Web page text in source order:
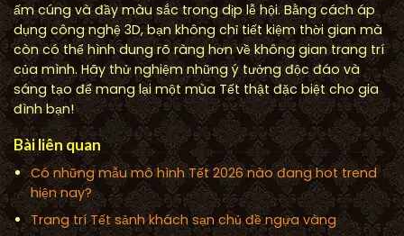
ấm cúng và đầy màu sắc trong dịp lễ hội. Bằng cách áp
dụng công nghệ 3D, bạn không chỉ tiết kiệm thời gian mà
còn có thể hình dung rõ ràng hơn về không gian trang trí
của mình. Hãy thử nghiệm những ý tưởng độc đáo và
sáng tạo để mang lại một mùa Tết thật đặc biệt cho gia
đình bạn!
Bài liên quan
Có những mẫu mô hình Tết 2026 nào đang hot trend
hiện nay?
Trang trí Tết sảnh khách sạn chủ đề ngựa vàng